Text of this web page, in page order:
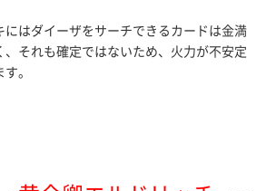
にはダイーザをサーチできるカードは金満
、それも確定ではないため、火力が不安定
。